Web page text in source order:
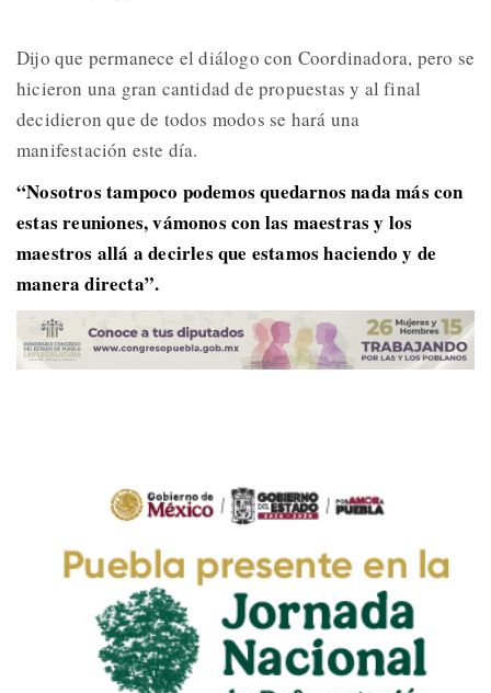
Dijo que permanece el diálogo con Coordinadora, pero se
hicieron una gran cantidad de propuestas y al final
decidieron que de todos modos se hará una
manifestación este día.
“Nosotros tampoco podemos quedarnos nada más con
estas reuniones, vámonos con las maestras y los
maestros allá a decirles que estamos haciendo y de
manera directa”.